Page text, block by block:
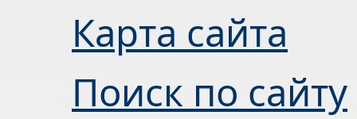
Карта сайта
Поиск по сайту